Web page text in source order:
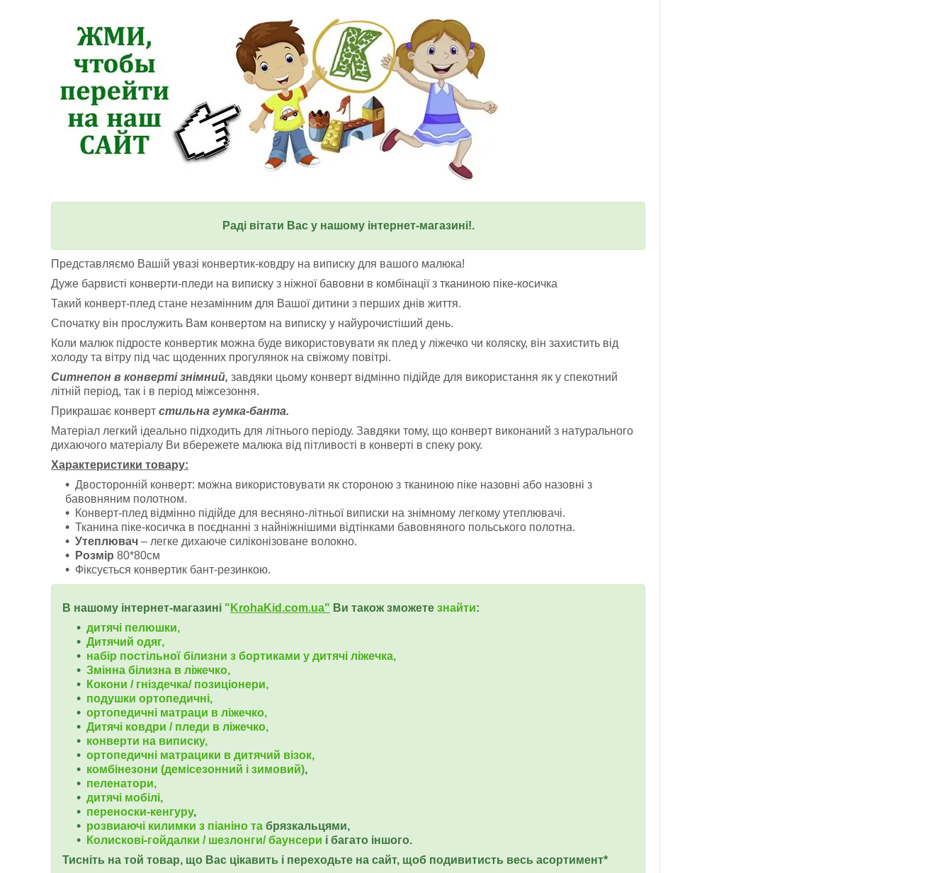
Раді вітати Вас у нашому інтернет-магазині!.
Представляємо Вашій увазі конвертик-ковдру на виписку для вашого малюка!
Дуже барвисті конверти-пледи на виписку з ніжної бавовни в комбінації з тканиною піке-косичка
Такий конверт-плед стане незамінним для Вашої дитини з перших днів життя.
Спочатку він прослужить Вам конвертом на виписку у найурочистіший день.
Коли малюк підросте конвертик можна буде використовувати як плед у ліжечко чи коляску, він захистить від
холоду та вітру під час щоденних прогулянок на свіжому повітрі.
Ситнепон в конверті знімний, завдяки цьому конверт відмінно підійде для використання як у спекотний
літній період, так і в період міжсезоння.
Прикрашає конверт стильна гумка-банта.
Матеріал легкий ідеально підходить для літнього періоду. Завдяки тому, що конверт виконаний з натурального
дихаючого матеріалу Ви вбережете малюка від пітливості в конверті в спеку року.
Характеристики товару:
Двосторонній конверт: можна використовувати як стороною з тканиною піке назовні або назовні з
бавовняним полотном.
Конверт-плед відмінно підійде для весняно-літньої виписки на знімному легкому утеплювачі.
Тканина піке-косичка в поєднанні з найніжнішими відтінками бавовняного польського полотна.
Утеплювач – легке дихаюче силіконізоване волокно.
Розмір 80*80см
Фіксується конвертик бант-резинкою.
В нашому інтернет-магазині " KrohaKid.com.ua" Ви також зможете знайти:
дитячі пелюшки,
Дитячий одяг,
набір постільної білизни з бортиками у дитячі ліжечка,
Змінна білизна в ліжечко,
Кокони / гніздечка/ позиціонери,
подушки ортопедичні,
ортопедичні матраци в ліжечко,
Дитячі ковдри / пледи в ліжечко,
конверти на виписку,
ортопедичні матрацики в дитячий візок,
комбінезони (демісезонний і зимовий),
пеленатори,
дитячі мобілі,
переноски-кенгуру,
розвиаючі килимки з піаніно та брязкальцями,
Колискові-гойдалки / шезлонги/ баунсери і багато іншого.
Тисніть на той товар, що Вас цікавить і переходьте на сайт, щоб подивитисть весь асортимент*